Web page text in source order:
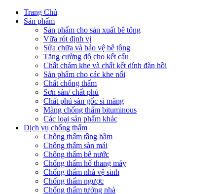
Trang Chủ
Sản phẩm
Sản phẩm cho sản xuất bê tông
Vữa rót định vị
Sửa chữa và bảo vệ bê tông
Tăng cường độ cho kết cấu
Chất chám khe và chất kết dính đàn hồi
Sản phẩm cho các khe nối
Chất chống thấm
Sơn sàn/ chất phủ
Chất phủ sàn gốc si măng
Màng chống thấm bituminous
Các loại sản phẩm khác
Dịch vụ chống thấm
Chống thấm tầng hầm
Chống thấm sàn mái
Chống thấm bể nước
Chống thấm hố thang máy
Chống thấm nhà vệ sinh
Chống thấm ngược
Chống thấm tường nhà